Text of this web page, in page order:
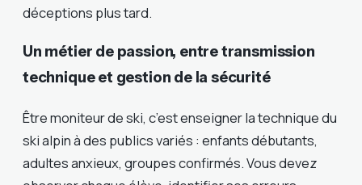
déceptions plus tard.
Un métier de passion, entre transmission
technique et gestion de la sécurité
Être moniteur de ski, c’est enseigner la technique du
ski alpin à des publics variés : enfants débutants,
adultes anxieux, groupes confirmés. Vous devez